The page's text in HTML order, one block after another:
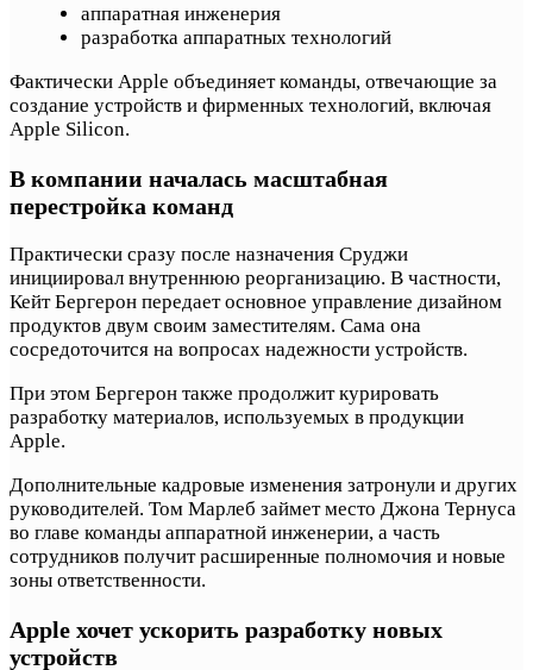
аппаратная инженерия
разработка аппаратных технологий
Фактически Apple объединяет команды, отвечающие за
создание устройств и фирменных технологий, включая
Apple Silicon.
В компании началась масштабная
перестройка команд
Практически сразу после назначения Сруджи
инициировал внутреннюю реорганизацию. В частности,
Кейт Бергерон передает основное управление дизайном
продуктов двум своим заместителям. Сама она
сосредоточится на вопросах надежности устройств.
При этом Бергерон также продолжит курировать
разработку материалов, используемых в продукции
Apple.
Дополнительные кадровые изменения затронули и других
руководителей. Том Марлеб займет место Джона Тернуса
во главе команды аппаратной инженерии, а часть
сотрудников получит расширенные полномочия и новые
зоны ответственности.
Apple хочет ускорить разработку новых
устройств